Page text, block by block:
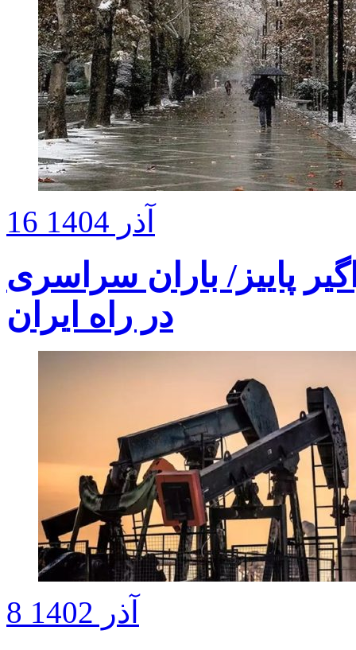
16 آذر 1404
پاییز/ باران سراسری
در راه ایران
8 آذر 1402